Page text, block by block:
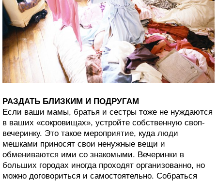
РАЗДАТЬ БЛИЗКИМ И ПОДРУГАМ
Если ваши мамы, братья и сестры тоже не нуждаются
в ваших «сокровищах», устройте собственную своп-
вечеринку. Это такое мероприятие, куда люди
мешками приносят свои ненужные вещи и
обмениваются ими со знакомыми. Вечеринки в
больших городах иногда проходят организованно, но
можно договориться и самостоятельно. Собраться